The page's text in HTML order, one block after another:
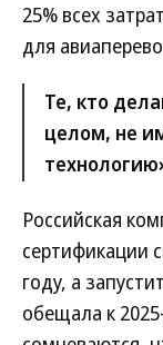
25% всех
для
Те, кто
целом, не
Российская
сертификации
году, а
обещала к